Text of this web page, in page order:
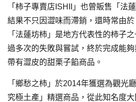
「柿子專賣店ISHII」也曾販售「法
結果不只因澀味而滯銷，還時常由
「法蓮坊柿」是地方代表性的柿子
過多次的失敗與嘗試，終於完成能夠
帶有澀皮的甜栗子餡商品。
「鄉愁之柿」於2014年獲選為觀光
究極土產」精選商品，從此知名度